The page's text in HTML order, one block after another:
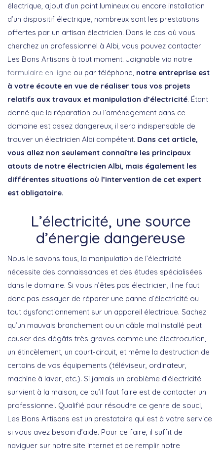
électrique, ajout d’un point lumineux ou encore installation
d’un dispositif électrique, nombreux sont les prestations
offertes par un artisan électricien. Dans le cas où vous
cherchez un professionnel à Albi, vous pouvez contacter
Les Bons Artisans à tout moment. Joignable via notre
formulaire en ligne ou par téléphone, notre entreprise est
à votre écoute en vue de réaliser tous vos projets
relatifs aux travaux et manipulation d’électricité. Étant
donné que la réparation ou l’aménagement dans ce
domaine est assez dangereux, il sera indispensable de
trouver un électricien Albi compétent. Dans cet article,
vous allez non seulement connaître les principaux
atouts de notre électricien Albi, mais également les
différentes situations où l’intervention de cet expert
est obligatoire.
L’électricité, une source
d’énergie dangereuse
Nous le savons tous, la manipulation de l’électricité
nécessite des connaissances et des études spécialisées
dans le domaine. Si vous n’êtes pas électricien, il ne faut
donc pas essayer de réparer une panne d’électricité ou
tout dysfonctionnement sur un appareil électrique. Sachez
qu’un mauvais branchement ou un câble mal installé peut
causer des dégâts très graves comme une électrocution,
un étincèlement, un court-circuit, et même la destruction de
certains de vos équipements (téléviseur, ordinateur,
machine à laver, etc.). Si jamais un problème d’électricité
survient à la maison, ce qu’il faut faire est de contacter un
professionnel. Qualifié pour résoudre ce genre de souci,
Les Bons Artisans est un prestataire qui est à votre service
si vous avez besoin d’aide. Pour ce faire, il suffit de
naviguer sur notre site internet et de remplir notre